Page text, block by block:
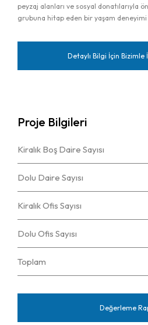
peyzaj alanları ve sosyal donatılarıyla
grubuna hitap eden bir yaşam deneyimi
Detaylı Bilgi İçin Bizimle
Proje Bilgileri
Kiralık Boş Daire Sayısı
Dolu Daire Sayısı
Kiralık Ofis Sayısı
Dolu Ofis Sayısı
Toplam
Değerleme